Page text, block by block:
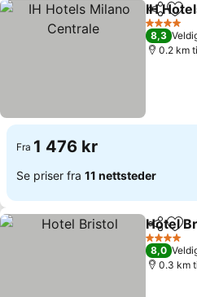
Del
IH
4 Stjerner
8,3
0.2 km
Fra 1 476 kr
Se priser fra 11 nettsteder
Del
Hotel
4 Stjerner
8,0
0.3 km